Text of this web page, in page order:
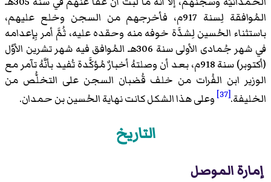
المُوافقة لِسنة 917م، فأخرجهم من السجن وخلع عليهم،
باستثناء الحُسين لِشدَّة خوفه منه وحقده عليه، ثُمَّ أمر بِإعدامه
في شهر جُمادى الأولى سنة 306هـ المُوافق فيه شهر تشرين الأوَّل
(أكتوبر) سنة 918م، بعد أن وصلتهُ أخبارٌ مُؤكَّدة تُفيد بأنَّهُ تآمر مع
الوزير ابن الفُرات من خلف قُضبان السجن على التخلُّص من
الخليفة.[37] وعلى هذا الشكل كانت نهاية الحُسين بن حمدان.
التاريخ
إمارة الموصل